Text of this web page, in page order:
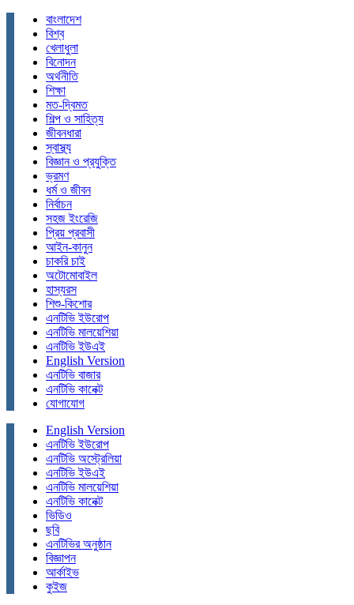
বাংলাদেশ
বিশ্ব
খেলাধুলা
বিনোদন
অর্থনীতি
শিক্ষা
মত-দ্বিমত
শিল্প ও সাহিত্য
জীবনধারা
স্বাস্থ্য
বিজ্ঞান ও প্রযুক্তি
ভ্রমণ
ধর্ম ও জীবন
নির্বাচন
সহজ ইংরেজি
প্রিয় প্রবাসী
আইন-কানুন
চাকরি চাই
অটোমোবাইল
হাস্যরস
শিশু-কিশোর
এনটিভি ইউরোপ
এনটিভি মালয়েশিয়া
এনটিভি ইউএই
English Version
এনটিভি বাজার
এনটিভি কানেক্ট
যোগাযোগ
English Version
এনটিভি ইউরোপ
এনটিভি অস্ট্রেলিয়া
এনটিভি ইউএই
এনটিভি মালয়েশিয়া
এনটিভি কানেক্ট
ভিডিও
ছবি
এনটিভির অনুষ্ঠান
বিজ্ঞাপন
আর্কাইভ
কুইজ